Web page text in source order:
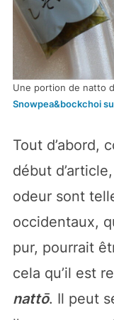
Une portion de natto
Snowpea&bockchoi
Tout d’abord,
début
odeur sont
occidentaux,
pur, pourrait
cela qu’il est
nattō. Il peut